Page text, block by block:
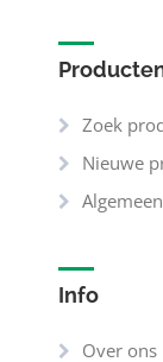
Zoek
Nieuwe
Info
Over ons